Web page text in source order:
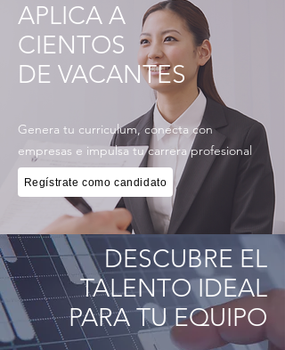
APLICA A
CIENTOS
DE VACANTES
Genera tu curriculum, conecta con
empresas e impulsa tu carrera profesional
Regístrate como candidato
DESCUBRE EL
TALENTO IDEAL
PARA TU EQUIPO